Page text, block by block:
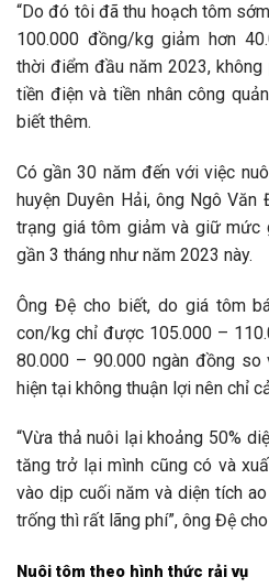
“Do đó tôi đã thu hoạch tôm
100.000 đồng/kg giảm hơn
thời điểm đầu năm 2023,
tiền điện và tiền nhân công
biết thêm.
Có gần 30 năm đến với việc
huyện Duyên Hải, ông Ngô
trạng giá tôm giảm và giữ mức
gần 3 tháng như năm 2023 này.
Ông Đệ cho biết, do giá tôm
con/kg chỉ được 105.000 –
80.000 – 90.000 ngàn đồng
hiện tại không thuận lợi nên chỉ
“Vừa thả nuôi lại khoảng 50%
tăng trở lại mình cũng có và
vào dịp cuối năm và diện tích
trống thì rất lãng phí”, ông Đệ
Nuôi tôm theo hình thức rải vụ